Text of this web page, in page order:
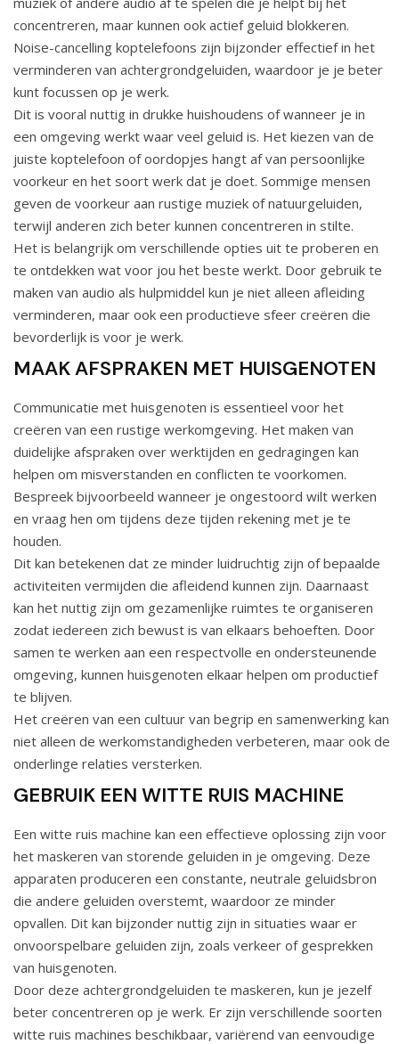
concentreren, maar kunnen ook actief geluid blokkeren.
Noise-cancelling koptelefoons zijn bijzonder effectief in het
verminderen van achtergrondgeluiden, waardoor je je beter
kunt focussen op je werk.
Dit is vooral nuttig in drukke huishoudens of wanneer je in
een omgeving werkt waar veel geluid is. Het kiezen van de
juiste koptelefoon of oordopjes hangt af van persoonlijke
voorkeur en het soort werk dat je doet. Sommige mensen
geven de voorkeur aan rustige muziek of natuurgeluiden,
terwijl anderen zich beter kunnen concentreren in stilte.
Het is belangrijk om verschillende opties uit te proberen en
te ontdekken wat voor jou het beste werkt. Door gebruik te
maken van audio als hulpmiddel kun je niet alleen afleiding
verminderen, maar ook een productieve sfeer creëren die
bevorderlijk is voor je werk.
MAAK AFSPRAKEN MET HUISGENOTEN
Communicatie met huisgenoten is essentieel voor het
creëren van een rustige werkomgeving. Het maken van
duidelijke afspraken over werktijden en gedragingen kan
helpen om misverstanden en conflicten te voorkomen.
Bespreek bijvoorbeeld wanneer je ongestoord wilt werken
en vraag hen om tijdens deze tijden rekening met je te
houden.
Dit kan betekenen dat ze minder luidruchtig zijn of bepaalde
activiteiten vermijden die afleidend kunnen zijn. Daarnaast
kan het nuttig zijn om gezamenlijke ruimtes te organiseren
zodat iedereen zich bewust is van elkaars behoeften. Door
samen te werken aan een respectvolle en ondersteunende
omgeving, kunnen huisgenoten elkaar helpen om productief
te blijven.
Het creëren van een cultuur van begrip en samenwerking kan
niet alleen de werkomstandigheden verbeteren, maar ook de
onderlinge relaties versterken.
GEBRUIK EEN WITTE RUIS MACHINE
Een witte ruis machine kan een effectieve oplossing zijn voor
het maskeren van storende geluiden in je omgeving. Deze
apparaten produceren een constante, neutrale geluidsbron
die andere geluiden overstemt, waardoor ze minder
opvallen. Dit kan bijzonder nuttig zijn in situaties waar er
onvoorspelbare geluiden zijn, zoals verkeer of gesprekken
van huisgenoten.
Door deze achtergrondgeluiden te maskeren, kun je jezelf
beter concentreren op je werk. Er zijn verschillende soorten
witte ruis machines beschikbaar, variërend van eenvoudige